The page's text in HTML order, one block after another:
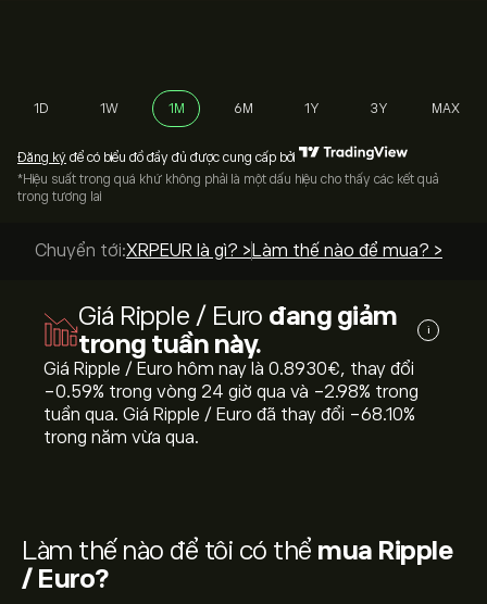
1D 1W 1M 6M 1Y 3Y MAX
Đăng ký để có biểu đồ đầy đủ được cung cấp bởi
*Hiệu suất trong quá khứ không phải là một dấu hiệu cho thấy các kết quả
trong tương lai
Chuyển tới:XRPEUR là gì? > Làm thế nào để mua? >
Giá Ripple / Euro đang giảm
trong tuần này.
i
Giá Ripple / Euro hôm nay là 0.8930‎€‎, thay đổi
‎-0.59‎% trong vòng 24 giờ qua và ‎-2.98‎% trong
tuần qua. Giá Ripple / Euro đã thay đổi ‎-68.10‎%
trong năm vừa qua.
Làm thế nào để tôi có thể mua Ripple
/ Euro?